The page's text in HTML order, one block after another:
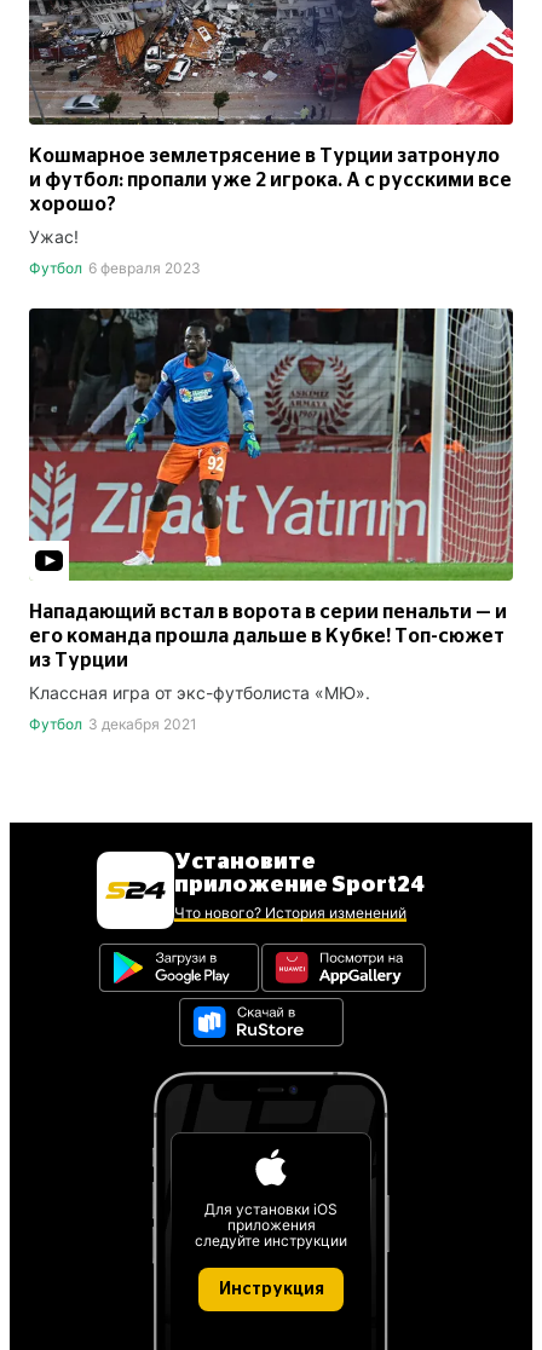
Кошмарное землетрясение в Турции затронуло
и футбол: пропали уже 2 игрока. А с русскими все
хорошо?
Ужас!
Футбол 6 февраля 2023
Нападающий встал в ворота в серии пенальти — и
его команда прошла дальше в Кубке! Топ-сюжет
из Турции
Классная игра от экс-футболиста «МЮ».
Футбол 3 декабря 2021
Установите
приложение Sport24
Что нового? История изменений
Для установки iOS
приложения
следуйте инструкции
Инструкция